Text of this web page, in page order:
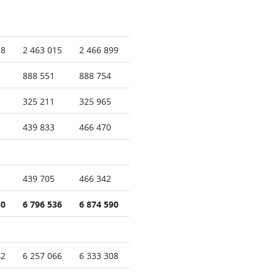
2 463 015 2 466 899
888 551 888 754
325 211 325 965
439 833 466 470
439 705 466 342
6 796 536 6 874 590
6 257 066 6 333 308